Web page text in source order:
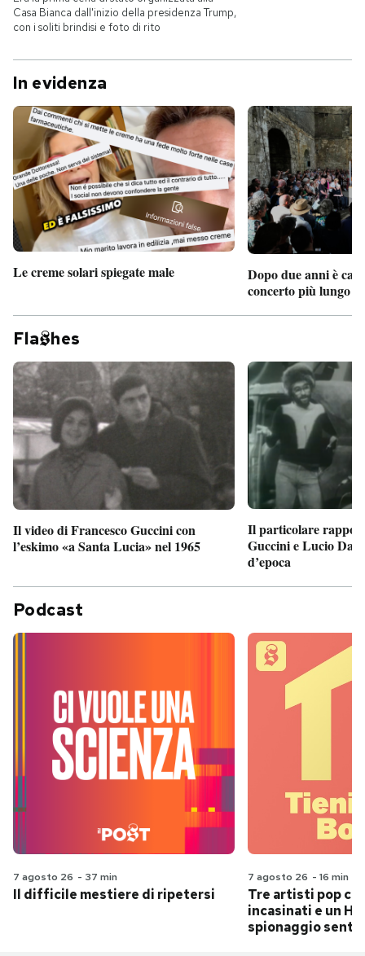
Casa Bianca dall'inizio della presidenza Trump,
con i soliti brindisi e foto di rito
In evidenza
Le creme solari spiegate male
Dopo due anni è
concerto più lungo
Fla hes
Il video di Francesco Guccini con
l’eskimo «a Santa Lucia» nel 1965
Il particolare
Guccini e Lucio
d’epoca
Podcast
7 agosto 26 - 37 min
Il difficile mestiere di ripetersi
7 agosto 26 - 16 min
Tre artisti pop
incasinati e un
spionaggio